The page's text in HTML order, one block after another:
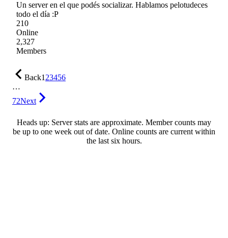
Un server en el que podés socializar. Hablamos pelotudeces
todo el día :P
210
Online
2,327
Members
Back123456
…
72Next
Heads up: Server stats are approximate. Member counts may
be up to one week out of date. Online counts are current within
the last six hours.